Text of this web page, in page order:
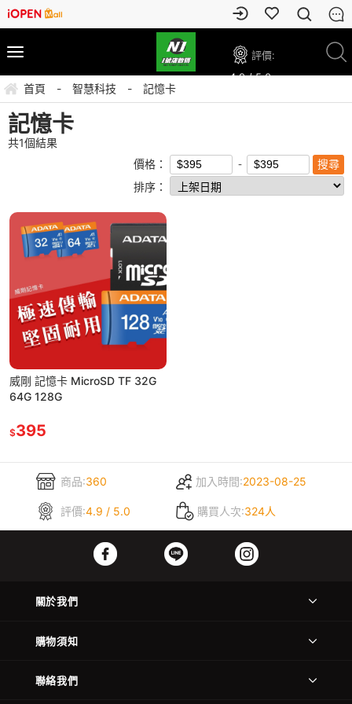
評價:
4.9 / 5.0
首頁 - 智慧科技 - 記憶卡
記憶卡
共1個結果
價格：
排序：
威剛 記憶卡 MicroSD TF 32G
64G 128G
$395
商品:360 加入時間:2023-08-25
評價:4.9 / 5.0 購買人次:324人
關於我們
購物須知
聯絡我們